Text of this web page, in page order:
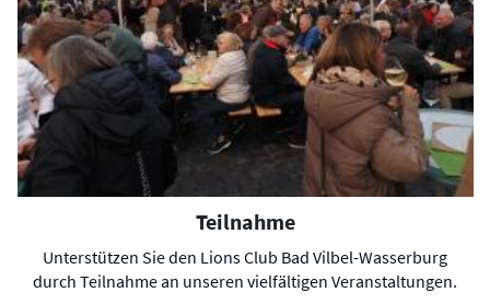
Teilnahme
Unterstützen Sie den Lions Club Bad Vilbel-Wasserburg
durch Teilnahme an unseren vielfältigen Veranstaltungen.